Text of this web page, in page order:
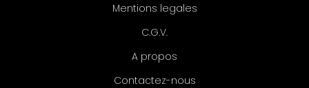
Mentions legales
C.G.V.
A propos
Contactez-nous